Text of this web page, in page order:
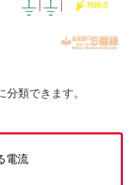
類できます。
電流